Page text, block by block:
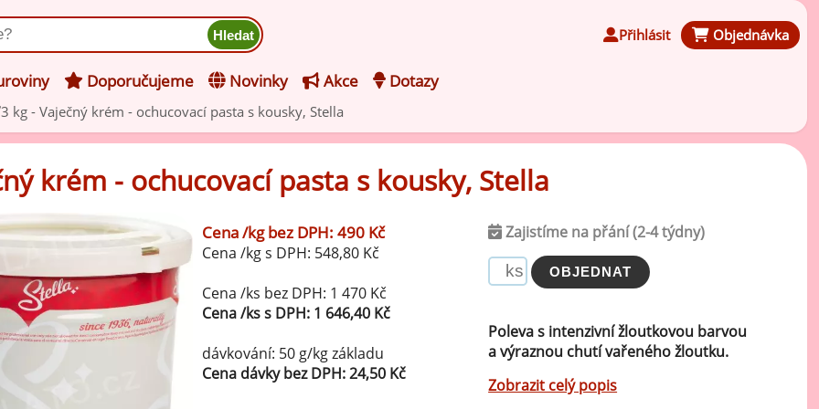
3 kg - Vaječný krém - ochucovací pasta s kousky, Stella
pasty do mléčného
z kategorie Ochucovací pasty do mléčného základu
Vanilkové ochucovací pasty
Lískooříškové ochucovací pasty
Mandlové ochucovací pasty
Pistáciové ochucovací pasty
Čokoládové ochucovací pasty
Speciální ochucovací pasty
Karamelové ochucovací pasty
pasty do ovocného
na zmrzlinu
základy pro výrobu
zmrzliny
základy pro výrobu
zmrzliny
ochucené směsi pro
Doporučujeme Novinky Akce Dotazy
Přihlásit Objednávka
krém - ochucovací pasta s kousky, Stella
Cena /kg bez DPH: 490 Kč
Cena /kg s DPH: 548,80 Kč
Cena /ks bez DPH: 1 470 Kč
Cena /ks s DPH: 1 646,40 Kč
dávkování: 50 g/kg základu
Cena dávky bez DPH: 24,50 Kč
Zajistíme na přání (2-4 týdny)
Poleva s intenzivní žloutkovou barvou
a výraznou chutí vařeného žloutku.
Zobrazit celý popis